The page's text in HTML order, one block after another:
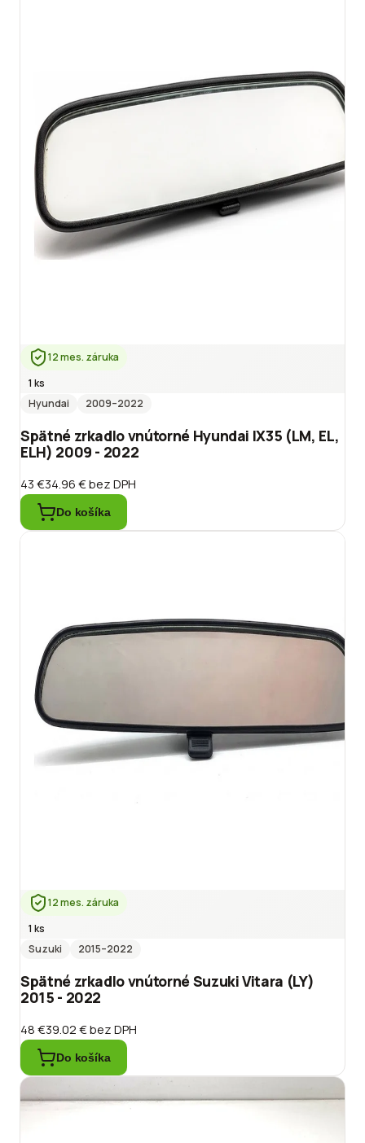
12 mes. záruka
1 ks
Hyundai
2009–2022
Spätné zrkadlo vnútorné Hyundai IX35 (LM, EL,
ELH) 2009 - 2022
43 €34.96 €bez DPH
Do košíka
12 mes. záruka
1 ks
Suzuki
2015–2022
Spätné zrkadlo vnútorné Suzuki Vitara (LY)
2015 - 2022
48 €39.02 €bez DPH
Do košíka